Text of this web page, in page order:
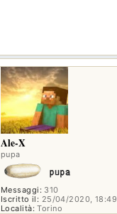
Ale-X
pupa
Messaggi: 310
Iscritto il: 25/04/2020, 18:49
Località: Torino